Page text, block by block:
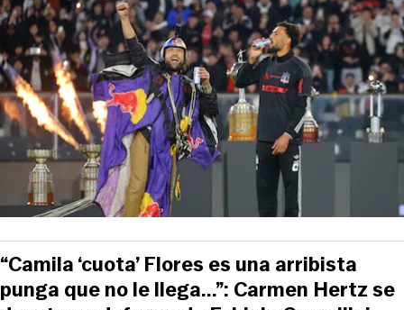
“Camila ‘cuota’ Flores es una arribista
punga que no le llega...”: Carmen Hertz se